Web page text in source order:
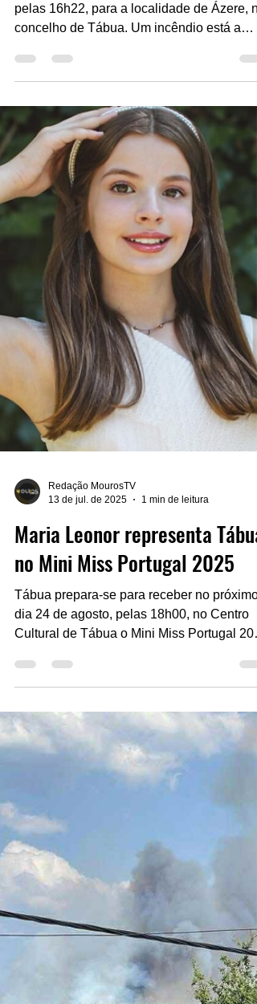
Redação MourosTV
25 de jul. de 2025
1 min de leitura
Bombeiros combatem incêndio
em Ázere, Tábua
O alerta para um incêndio florestal ocorreu
pelas 16h22, para a localidade de Ázere,
concelho de Tábua. Um incêndio está a
consumir...
Redação MourosTV
Maria Leonor representa Tábua
no Mini Miss Portugal 2025
Tábua prepara-se para receber no próximo
dia 24 de agosto, pelas 18h00, no Centro
Cultural de Tábua o Mini Miss Portugal
um evento...